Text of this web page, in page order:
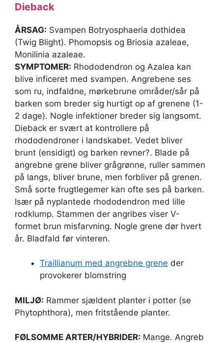
Dieback
ÅRSAG: Svampen Botryosphaeria dothidea
(Twig Blight). Phomopsis og Briosia azaleae,
Monilinia azaleae.
SYMPTOMER: Rhododendron og Azalea kan
blive inficeret med svampen. Angrebene ses
som ru, indfaldne, mørkebrune områder/sår på
barken som breder sig hurtigt op af grenene (1-
2 dage). Nogle infektioner breder sig langsomt.
Dieback er svært at kontrollere på
rhododendroner i landskabet. Vedet bliver
brunt (ensidigt) og barken revner?. Blade på
angrebne grene bliver grågrønne, ruller sammen
på langs, bliver brune, men forbliver på grenen.
Små sorte frugtlegemer kan ofte ses på barken.
Især på nyplantede rhododendron med lille
rodklump. Stammen der angribes viser V-
formet brun misfarvning. Nogle grene dør hvert
år. Bladfald før vinteren.
Traillianum med angrebne grene der
provokerer blomstring
MILJØ: Rammer sjældent planter i potter (se
Phytophthora), men fritstående planter.
FØLSOMME ARTER/HYBRIDER: Mange. Angreb